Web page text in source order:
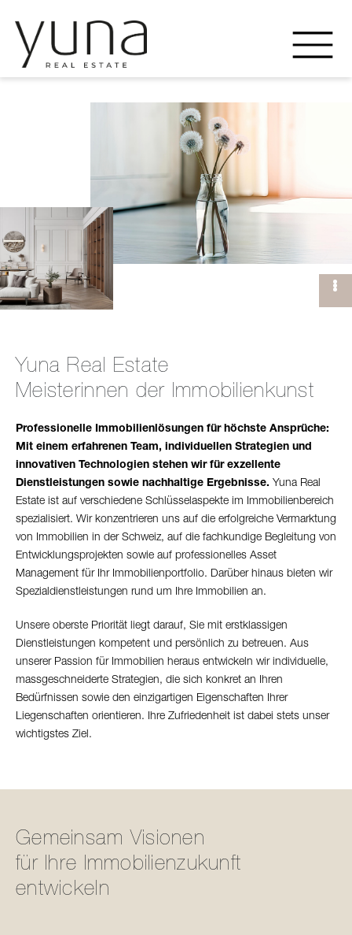
Yuna Real Estate
Meisterinnen der Immobilienkunst
Professionelle Immobilienlösungen für höchste Ansprüche:
Mit einem erfahrenen Team, individuellen Strategien und
innovativen Technologien stehen wir für exzellente
Dienstleistungen sowie nachhaltige Ergebnisse. Yuna Real
Estate ist auf verschiedene Schlüsselaspekte im Immobilienbereich
spezialisiert. Wir konzen­trieren uns auf die erfolgreiche Vermarktung
von Immobilien in der Schweiz, auf die fachkundige Begleitung von
Entwicklungsprojekten sowie auf professionelles Asset
Management für Ihr Immobilienportfolio. Darüber hinaus bieten wir
Spezialdienstleistungen rund um Ihre Immobilien an.
Unsere oberste Priorität liegt darauf, Sie mit erstklassigen
Dienstleistungen kompetent und persönlich zu betreuen. Aus
unserer Passion für Immobilien heraus entwickeln wir individuelle,
massgeschneiderte Strategien, die sich konkret an Ihren
Bedürfnissen sowie den einzigartigen Eigenschaften Ihrer
Liegenschaften orientieren. Ihre Zufriedenheit ist dabei stets unser
wichtigstes Ziel.
Gemeinsam Visionen
für Ihre Immobilien­zukunft
entwickeln